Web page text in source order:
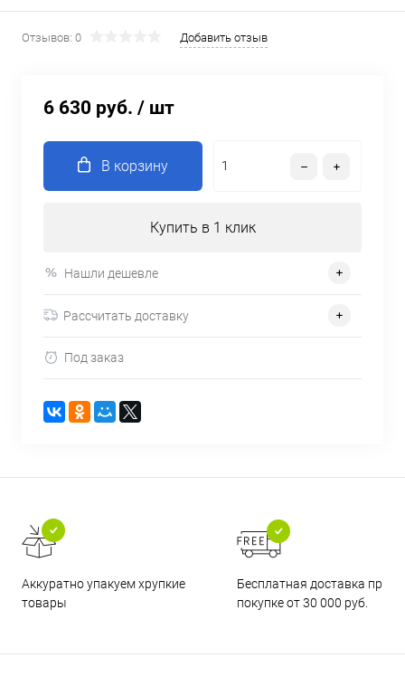
Отзывов: 0 Добавить отзыв
6 630 руб. / шт
В корзину
Купить в 1 клик
Нашли дешевле
Рассчитать доставку
Под заказ
Аккуратно упакуем хрупкие
товары
Бесплатная доставка при
покупке от 30 000 руб.